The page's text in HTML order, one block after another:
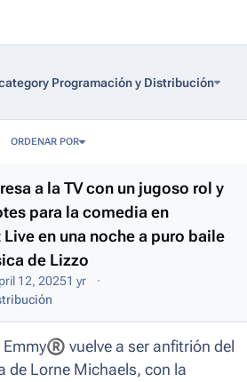
Programación y Distribución
ORDENAR POR
a la TV con un jugoso rol y
para la comedia en
en una noche a puro baile
de Lizzo
12, 20251 yr
® vuelve a ser anfitrión del
de Lorne Michaels, con la